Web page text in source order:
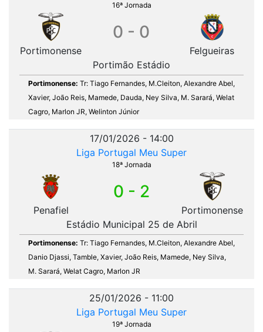
16ª Jornada
Portimonense
0 - 0
Felgueiras
Portimão Estádio
Portimonense: Tr: Tiago Fernandes, M.Cleiton, Alexandre Abel,
Xavier, João Reis, Mamede, Dauda, Ney Silva, M. Sarará, Welat
Cagro, Marlon JR, Welinton Júnior
17/01/2026 - 14:00
Liga Portugal Meu Super
18ª Jornada
Penafiel
0 - 2
Portimonense
Estádio Municipal 25 de Abril
Portimonense: Tr: Tiago Fernandes, M.Cleiton, Alexandre Abel,
Danio Djassi, Tamble, Xavier, João Reis, Mamede, Ney Silva,
M. Sarará, Welat Cagro, Marlon JR
25/01/2026 - 11:00
Liga Portugal Meu Super
19ª Jornada